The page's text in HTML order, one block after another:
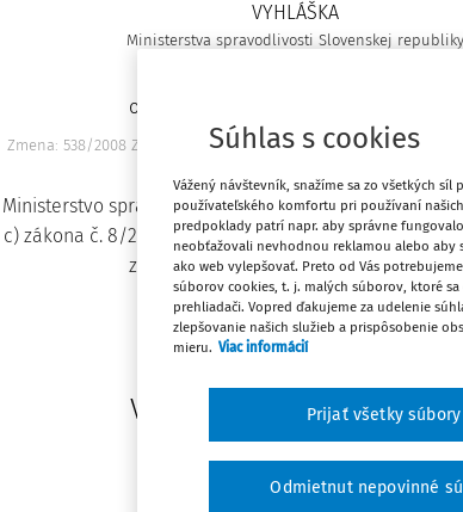
VYHLÁŠKA
Ministerstva spravodlivosti Slovenskej republiky
o Kancelárskom poriadku pre správcov
Zmena: 538/2008 Z.z. Zmena: 97/2012 Z.z. Zmena: 204/2022 Z.z.
Ministerstvo spravodlivosti Slovenskej republiky
c) zákona č. 8/2005 Z.z. o správcoch a o zmene a
zákonov (ďalej len "zákon") ustanovuje:
PRVÁ ČASŤ
VŠEOBECNÉ USTANOVENIE
§ 1
Súhlas s cookies
Vážený návštevník, snažíme sa zo všetkých síl
používateľského komfortu pri používaní
predpoklady patrí napr. aby správne
neobťažovali nevhodnou reklamou alebo aby
ako web vylepšovať. Preto od Vás
súborov cookies, t. j. malých súborov, ktoré
prehliadači. Vopred ďakujeme za udelenie
zlepšovanie našich služieb a prispôsobenie
mieru. Viac informácií
Odmietnut nepovinné
Prijať všetky